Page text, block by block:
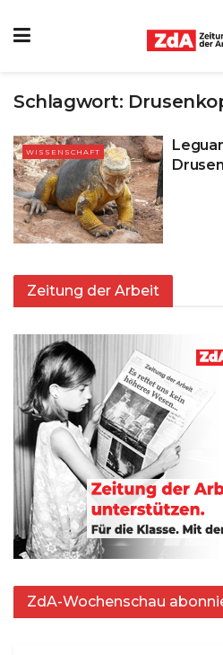
Schlagwort:
WISSENSCHAFT
Zeitung der Arbeit
ZdA-Wochenschau